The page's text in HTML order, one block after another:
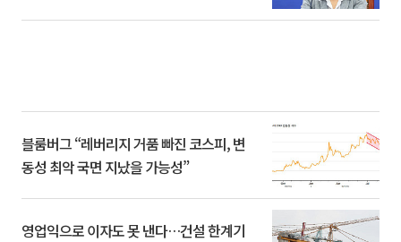
블룸버그 “레버리지 거품 빠진 코스피, 변
동성 최악 국면 지났을 가능성”
영업익으로 이자도 못 낸다…건설 한계기